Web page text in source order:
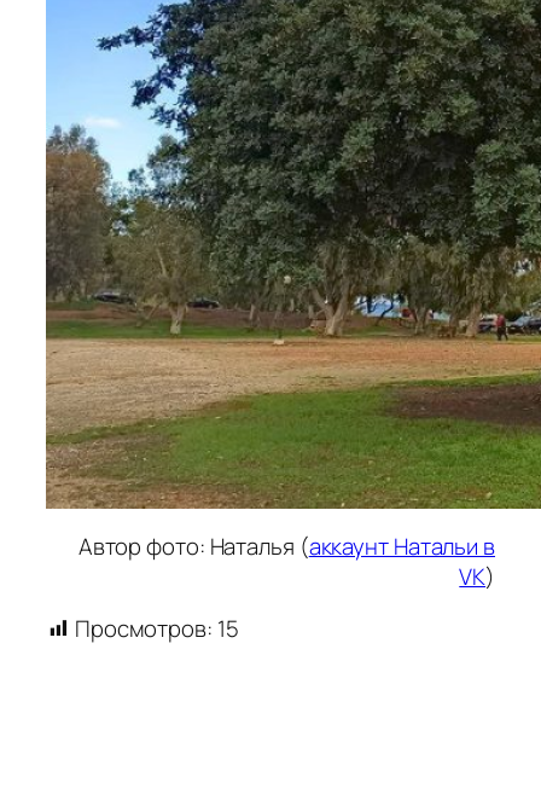
Автор фото: Наталья (аккаунт Натальи в
VK)
Просмотров: 15